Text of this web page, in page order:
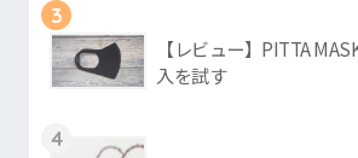
3
【レビュー】PITTA
入を試す
4